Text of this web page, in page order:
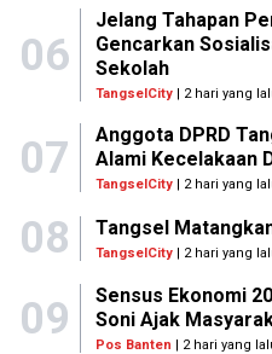
06
Jelang Tahapan
Gencarkan
Sekolah
TangselCity| 2 hari yang
07
Anggota DPRD
Alami Kecelakaan
TangselCity| 2 hari yang
08 Tangsel
TangselCity | 2 hari yang
09
Sensus Ekonomi
Soni Ajak
Pos Banten | 2 hari yang